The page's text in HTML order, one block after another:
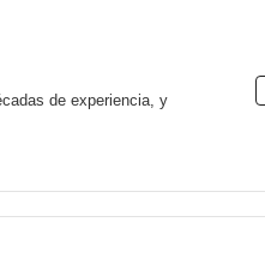
de experiencia, y